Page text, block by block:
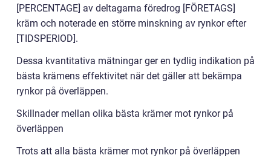
[PERCENTAGE] av deltagarna föredrog [FÖRETAGS]
kräm och noterade en större minskning av rynkor efter
[TIDSPERIOD].
Dessa kvantitativa mätningar ger en tydlig indikation på
bästa krämens effektivitet när det gäller att bekämpa
rynkor på överläppen.
Skillnader mellan olika bästa krämer mot rynkor på
överläppen
Trots att alla bästa krämer mot rynkor på överläppen